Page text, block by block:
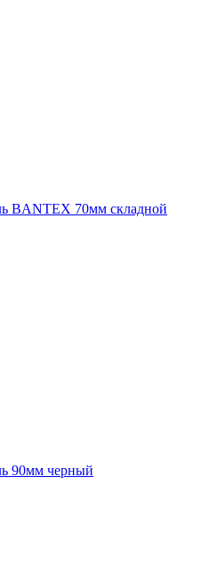
BANTEX 70мм складной
90мм черный